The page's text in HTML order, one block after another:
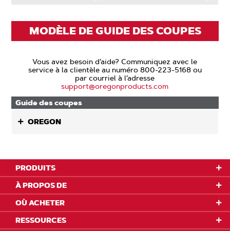
MODÈLE DE GUIDE DES COUPES
Vous avez besoin d’aide? Communiquez avec le
service à la clientèle au numéro 800-223-5168 ou
par courriel à l’adresse
support@oregonproducts.com
Guide des coupes
OREGON
PRODUITS
À PROPOS DE
OÙ ACHETER
RESSOURCES